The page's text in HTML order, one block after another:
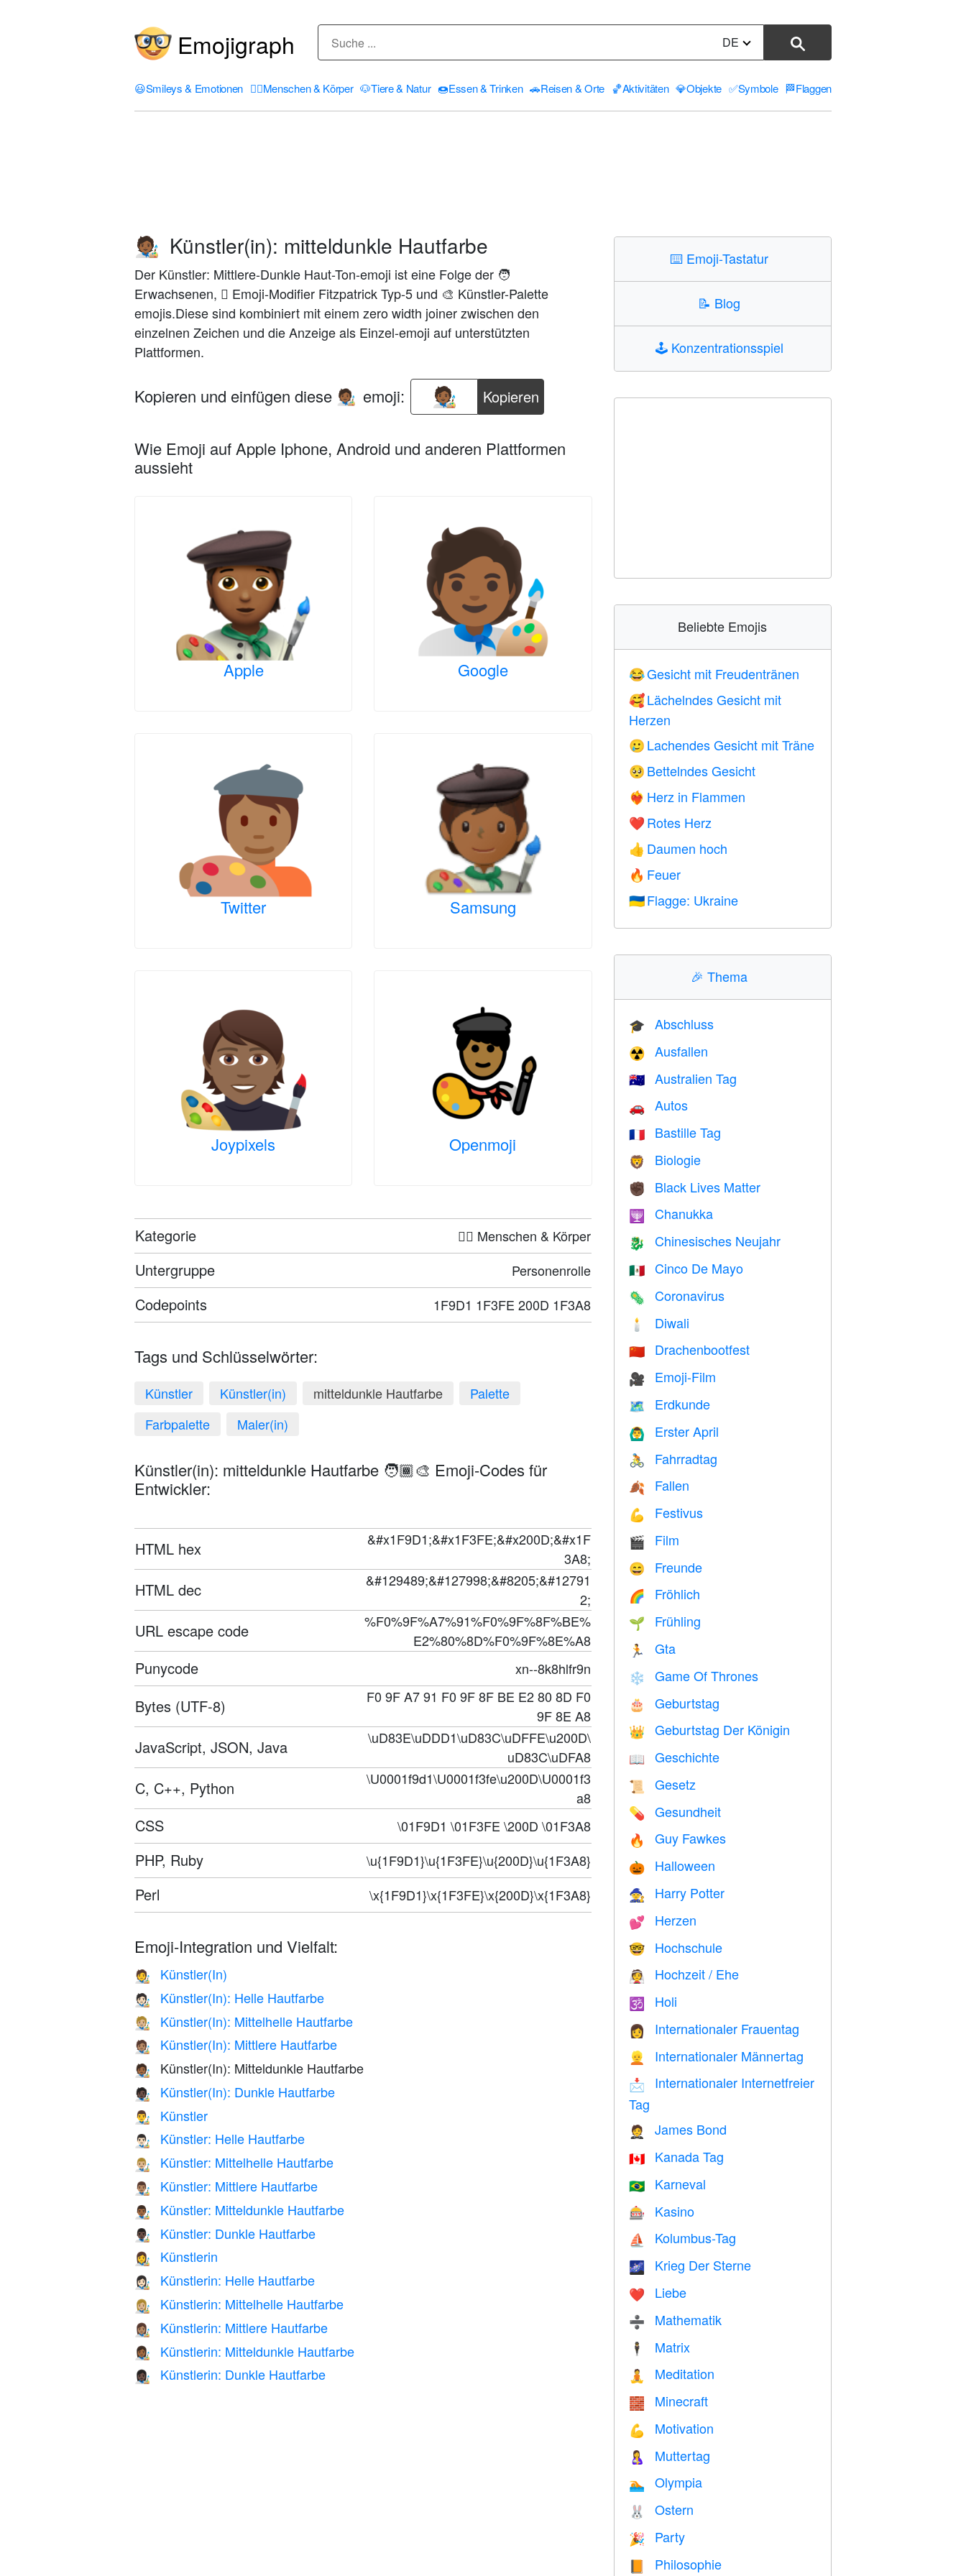
Emojigraph DE
😃Smileys & Emotionen 🤦‍♀️Menschen & Körper 🐶Tiere & Natur 🍩Essen & Trinken 🚗Reisen & Orte 🏀Aktivitäten 💎Objekte ✅Symbole 🏁Flaggen
🧑🏾‍🎨 Künstler(in): mitteldunkle Hautfarbe
Der Künstler: Mittlere-Dunkle Haut-Ton-emoji ist eine Folge der 🧑
Erwachsenen, 🏾 Emoji-Modifier Fitzpatrick Typ-5 und 🎨 Künstler-Palette
emojis.Diese sind kombiniert mit einem zero width joiner zwischen den
einzelnen Zeichen und die Anzeige als Einzel-emoji auf unterstützten
Plattformen.
Kopieren und einfügen diese 🧑🏾‍🎨 emoji: Kopieren
Wie Emoji auf Apple Iphone, Android und anderen Plattformen
aussieht
Apple Google
Twitter Samsung
Joypixels Openmoji
Kategorie 🤦‍♀️ Menschen & Körper
Untergruppe Personenrolle
Codepoints 1F9D1 1F3FE 200D 1F3A8
Tags und Schlüsselwörter:
Künstler Künstler(in) mitteldunkle Hautfarbe
Palette
Farbpalette
Maler(in)
Künstler(in): mitteldunkle Hautfarbe 🧑🏾‍🎨 Emoji-Codes für
Entwickler:
HTML hex
&#x1F9D1;&#x1F3FE;&#x200D;&#x1F
3A8;
HTML dec
&#129489;&#127998;&#8205;&#12791
2;
URL escape code
%F0%9F%A7%91%F0%9F%8F%BE%
E2%80%8D%F0%9F%8E%A8
Punycode xn--8k8hlfr9n
Bytes (UTF-8)
F0 9F A7 91 F0 9F 8F BE E2 80 8D F0
9F 8E A8
JavaScript, JSON, Java
\uD83E\uDDD1\uD83C\uDFFE\u200D\
uD83C\uDFA8
C, C++, Python
\U0001f9d1\U0001f3fe\u200D\U0001f3
a8
CSS \01F9D1 \01F3FE \200D \01F3A8
PHP, Ruby \u{1F9D1}\u{1F3FE}\u{200D}\u{1F3A8}
Perl \x{1F9D1}\x{1F3FE}\x{200D}\x{1F3A8}
Emoji-Integration und Vielfalt:
🧑‍🎨 Künstler(In)
🧑🏻‍🎨 Künstler(In): Helle Hautfarbe
🧑🏼‍🎨 Künstler(In): Mittelhelle Hautfarbe
🧑🏽‍🎨 Künstler(In): Mittlere Hautfarbe
🧑🏾‍🎨 Künstler(In): Mitteldunkle Hautfarbe
🧑🏿‍🎨 Künstler(In): Dunkle Hautfarbe
👨‍🎨 Künstler
👨🏻‍🎨 Künstler: Helle Hautfarbe
👨🏼‍🎨 Künstler: Mittelhelle Hautfarbe
👨🏽‍🎨 Künstler: Mittlere Hautfarbe
👨🏾‍🎨 Künstler: Mitteldunkle Hautfarbe
👨🏿‍🎨 Künstler: Dunkle Hautfarbe
👩‍🎨 Künstlerin
👩🏻‍🎨 Künstlerin: Helle Hautfarbe
👩🏼‍🎨 Künstlerin: Mittelhelle Hautfarbe
👩🏽‍🎨 Künstlerin: Mittlere Hautfarbe
👩🏾‍🎨 Künstlerin: Mitteldunkle Hautfarbe
👩🏿‍🎨 Künstlerin: Dunkle Hautfarbe
⌨️ Emoji-Tastatur
📝 Blog
🕹️ Konzentrationsspiel
Beliebte Emojis
😂Gesicht mit Freudentränen
🥰 Lächelndes Gesicht mit
Herzen
🥲 Lachendes Gesicht mit Träne
🥺 Bettelndes Gesicht
❤️‍🔥 Herz in Flammen
❤️ Rotes Herz
👍 Daumen hoch
🔥 Feuer
🇺🇦 Flagge: Ukraine
🎉Thema
🎓 Abschluss
☢️ Ausfallen
🇦🇺 Australien Tag
🚗 Autos
🇫🇷 Bastille Tag
🦁 Biologie
✊🏿 Black Lives Matter
🕎 Chanukka
🐉 Chinesisches Neujahr
🇲🇽 Cinco De Mayo
🦠 Coronavirus
🕯 Diwali
🇨🇳 Drachenbootfest
🎥 Emoji-Film
🗺 Erdkunde
🙆‍♂️ Erster April
🚴 Fahrradtag
🍂 Fallen
💪 Festivus
🎬 Film
😄 Freunde
🌈 Fröhlich
🌱 Frühling
🏃 Gta
❄️ Game Of Thrones
🎂 Geburtstag
👑 Geburtstag Der Königin
📖 Geschichte
📜 Gesetz
💊 Gesundheit
🔥 Guy Fawkes
🎃 Halloween
🧙 Harry Potter
💕 Herzen
🤓 Hochschule
👰 Hochzeit / Ehe
🕉 Holi
👩 Internationaler Frauentag
👱 Internationaler Männertag
📩
Internationaler Internetfreier
Tag
🤵 James Bond
🇨🇦 Kanada Tag
🇧🇷 Karneval
🎰 Kasino
⛵️ Kolumbus-Tag
🌌 Krieg Der Sterne
❤️️ Liebe
➗ Mathematik
🕴️ Matrix
🧘 Meditation
🧱 Minecraft
💪 Motivation
🤱 Muttertag
🏊 Olympia
🐰 Ostern
🎉 Party
📙 Philosophie